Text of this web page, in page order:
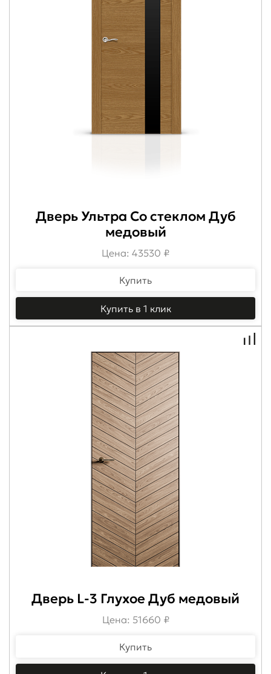
Дверь Ультра Со стеклом Дуб
медовый
Цена: 43530 ₽
Купить
Купить в 1 клик
Дверь L-3 Глухое Дуб медовый
Цена: 51660 ₽
Купить